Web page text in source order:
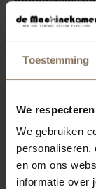
Toestemming
We
We gebruiken
personaliseren,
en om ons
informatie over
voorkomen
dat goed
interieur. De
staat er
eetkamerset.